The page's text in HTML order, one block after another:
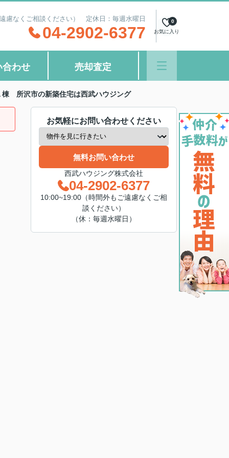
慮なくご相談ください） 定休日：毎週水曜日
04-2902-6377 お気に入り
0
合わせ 売却査定
所沢市の新築住宅は西武ハウジング
お気軽にお問い合わせください
無料お問い合わせ
西武ハウジング株式会社
04-2902-6377
10:00~19:00（時間外もご遠慮なくご相
談ください）
（休：毎週水曜日）